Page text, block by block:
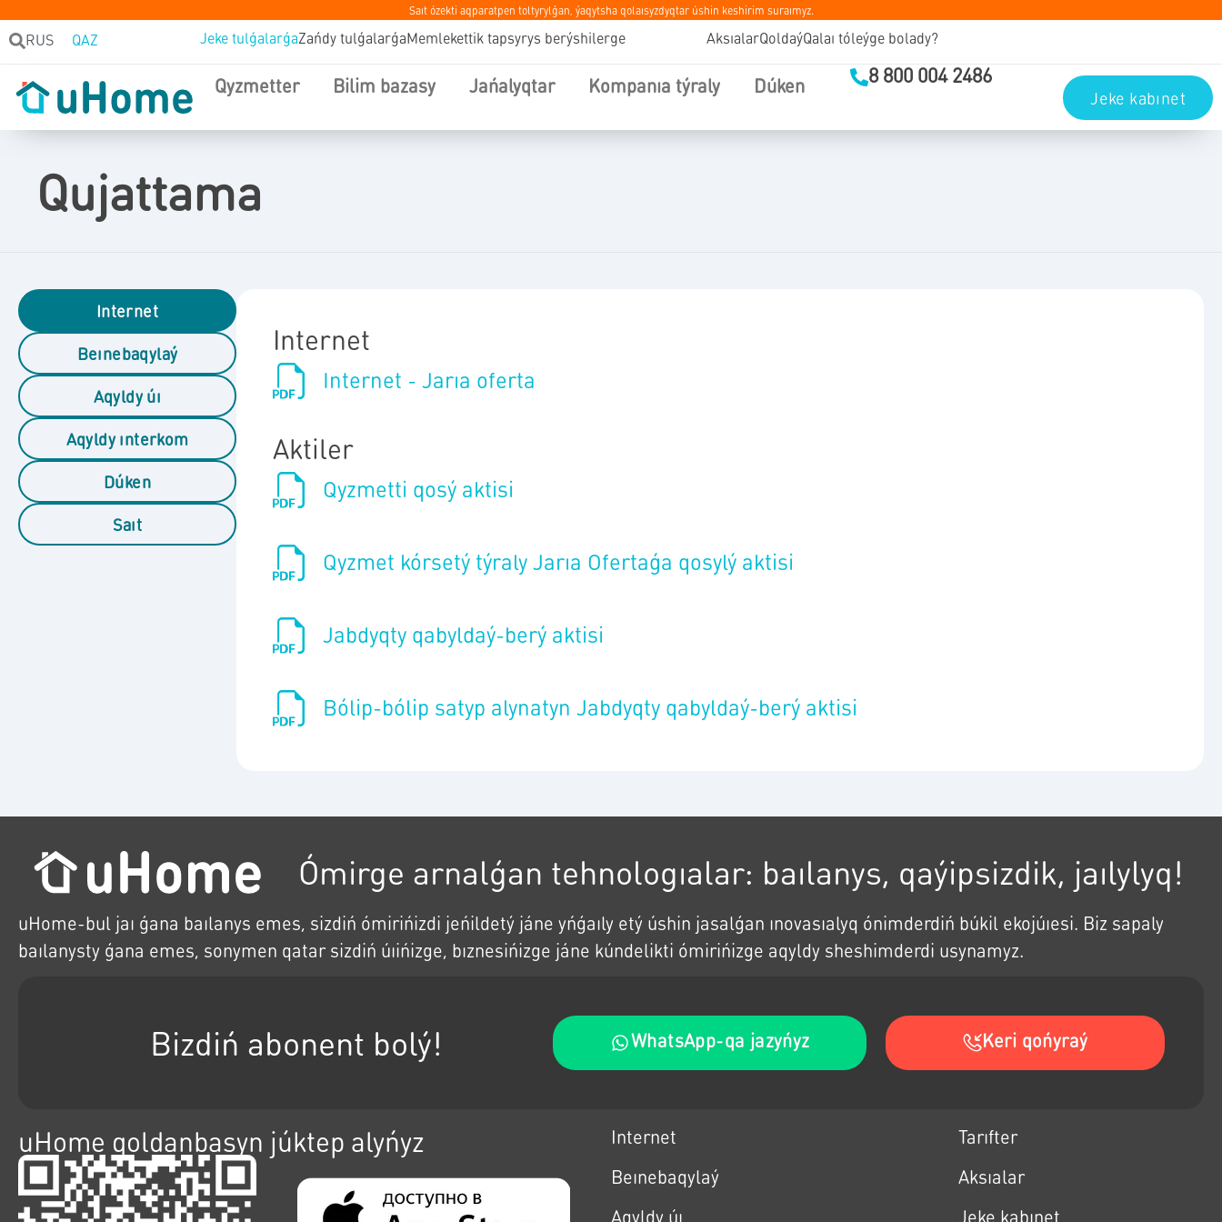
Saıt ózekti aqparatpen toltyrylǵan, ýaqytsha qolaısyzdyqtar úshin keshirim suraımyz.
RUS QAZ Jeke tulǵalarǵaZańdy tulǵalarǵaMemlekettik tapsyrys berýshilerge AksıalarQoldaýQalaı tóleýge bolady?
Qyzmetter Bilim bazasy Jańalyqtar Kompanıa týraly Dúken 8 800 004 2486
Jeke kabınet
Qujattama
Internet
Beınebaqylaý
Aqyldy úı
Aqyldy ınterkom
Dúken
Saıt
Internet
Internet - Jarıa oferta
Aktiler
Qyzmetti qosý aktisi
Qyzmet kórsetý týraly Jarıa Ofertaǵa qosylý aktisi
Jabdyqty qabyldaý-berý aktisi
Bólip-bólip satyp alynatyn Jabdyqty qabyldaý-berý aktisi
Ómirge arnalǵan tehnologıalar: baılanys, qaýipsizdik, jaılylyq!
uHome-bul jaı ǵana baılanys emes, sizdiń ómirińizdi jeńildetý jáne yńǵaıly etý úshin jasalǵan ınovasıalyq ónimderdiń búkil ekojúıesi. Biz sapaly
baılanysty ǵana emes, sonymen qatar sizdiń úıińizge, bıznesińizge jáne kúndelikti ómirińizge aqyldy sheshimderdi usynamyz.
Bizdiń abonent bolý! WhatsApp-qa jazyńyz Keri qońyraý
uHome qoldanbasyn júktep alyńyz
Internet
Beınebaqylaý
Aqyldy úı
Tarıfter
Aksıalar
Jeke kabınet